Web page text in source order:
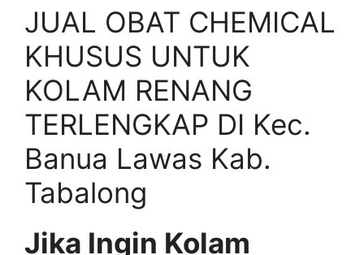
JUAL OBAT CHEMICAL
KHUSUS UNTUK
KOLAM RENANG
TERLENGKAP DI Kec.
Banua Lawas Kab.
Tabalong
Jika Ingin Kolam